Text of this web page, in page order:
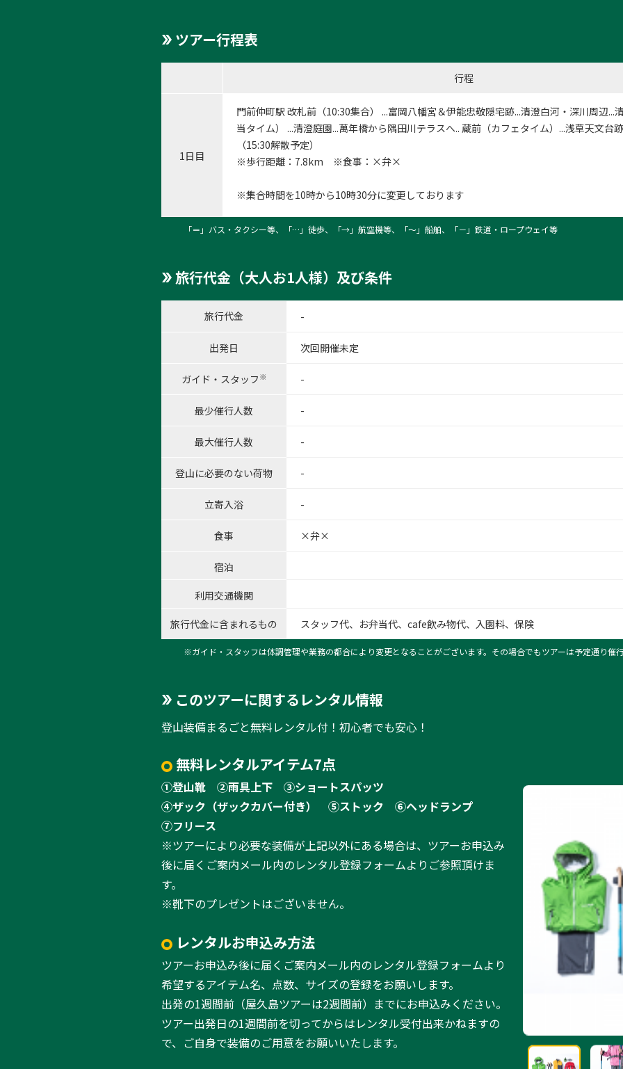
ツアー行程表
行程
1日目
門前仲町駅 改札前（10:30集合） ...富岡八幡宮＆伊能忠敬隠宅跡...清澄白河・深川周辺...
当タイム） ...清澄庭園...萬年橋から隅田川テラスへ.. 蔵前（カフェタイム）...浅草天文台
（15:30解散予定）
※歩行距離：7.8km ※食事：×弁×
※集合時間を10時から10時30分に変更しております
「＝」バス・タクシー等、「…」徒歩、「→」航空機等、「〜」船舶、「－」鉄道・ロープウェイ等
旅行代金（大人お1人様）及び条件
旅行代金 -
出発日 次回開催未定
ガイド・スタッフ ※ -
最少催行人数 -
最大催行人数 -
登山に必要のない荷物 -
立寄入浴 -
食事 ×弁×
宿泊
利用交通機関
旅行代金に含まれるもの スタッフ代、お弁当代、cafe飲み物代、入園料、保険
※ガイド・スタッフは体調管理や業務の都合により変更となることがございます。その場合でもツアーは予定通り催行
このツアーに関するレンタル情報
登山装備まるごと無料レンタル付！初心者でも安心！
無料レンタルアイテム7点
①登山靴 ②雨具上下
③ショートスパッツ
④ザック（ザックカバー付き）
⑤ストック
⑥ヘッドランプ
⑦フリース
※ツアーにより必要な装備が上記以外にある場合は、ツアーお申込み
後に届くご案内メール内のレンタル登録フォームよりご参照頂けま
す。
※靴下のプレゼントはございません。
レンタルお申込み方法
ツアーお申込み後に届くご案内メール内のレンタル登録フォームより
希望するアイテム名、点数、サイズの登録をお願いします。
出発の1週間前（屋久島ツアーは2週間前）までにお申込みください。
ツアー出発日の1週間前を切ってからはレンタル受付出来かねますの
で、ご自身で装備のご用意をお願いいたします。
1:富岡八幡宮三角点